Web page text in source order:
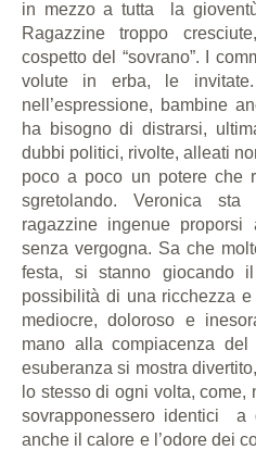
in mezzo a tutta la
Ragazzine troppo
cospetto del “sovrano”. I
volute in erba, le
nell’espressione, bambine
ha bisogno di distrarsi,
dubbi politici, rivolte, alleati
poco a poco un potere che
sgretolando. Veronica
ragazzine ingenue
senza vergogna. Sa che
festa, si stanno giocando
possibilità di una ricchezza
mediocre, doloroso e
mano alla compiacenza
esuberanza si mostra
lo stesso di ogni volta,
sovrapponessero identici a
anche il calore e l’odore dei